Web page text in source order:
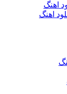
اهنگ
اهنگ